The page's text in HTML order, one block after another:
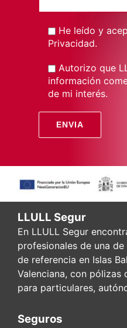
He leído y
Privacidad.
Autorizo que
información
de mi interés.
LLULL Segur
En LLULL Segur
profesionales de una
de referencia en Islas
Valenciana, con pólizas
para particulares,
Seguros